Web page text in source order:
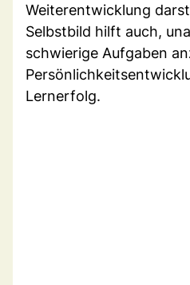
Weiterentwicklung
Selbstbild hilft auch,
schwierige Aufgaben
Lernerfolg.